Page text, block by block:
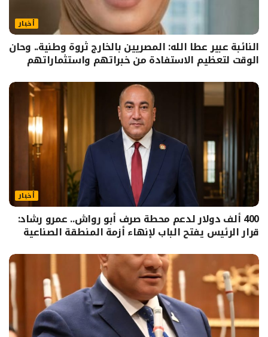
أخبار
النائبة عبير عطا الله: المصريين بالخارج ثروة وطنية.. وحان
الوقت لتعظيم الاستفادة من خبراتهم واستثماراتهم
أخبار
400 ألف دولار لدعم محطة صرف أبو رواش.. عمرو رشاد:
قرار الرئيس يفتح الباب لإنهاء أزمة المنطقة الصناعية